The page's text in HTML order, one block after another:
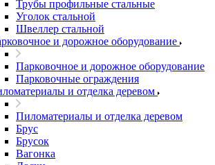
Трубы профильные стальные
Уголок стальной
Швеллер стальной
и дорожное оборудование
Парковочное и дорожное оборудование
Парковочные ограждения
и отделка деревом
Пиломатериалы и отделка деревом
Брус
Брусок
Вагонка